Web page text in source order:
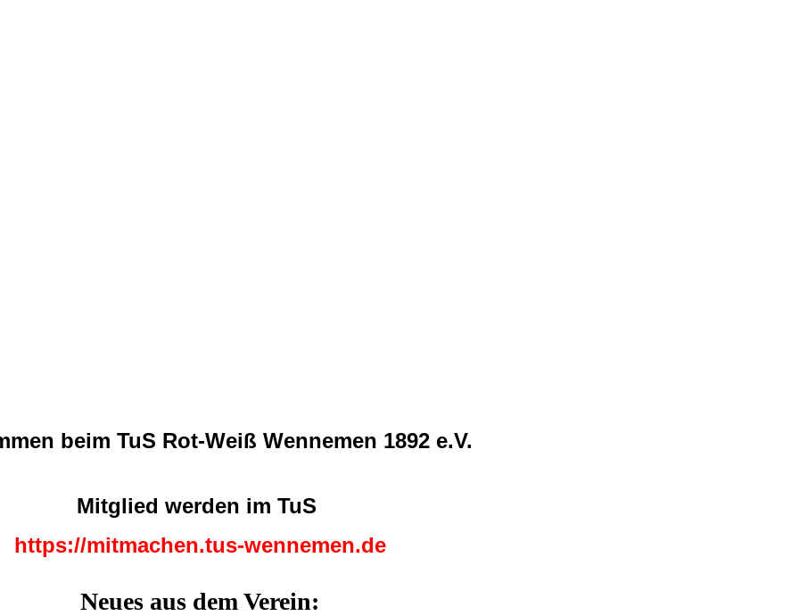
beim TuS Rot-Weiß Wennemen 1892 e.V.
Mitglied werden im TuS
https://mitmachen.tus-wennemen.de
Neues aus dem Verein: